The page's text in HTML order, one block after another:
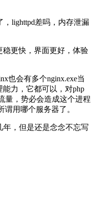
lighttpd差吗，内存泄漏
更快，界面更好，体验
也会有多个nginx.exe当
力，它都可以，对php
量，势必会造成这个进程
用哪个服务器了。
，但是还是念念不忘写